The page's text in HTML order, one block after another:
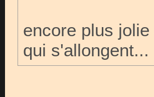
encore plus
qui s'allongent...